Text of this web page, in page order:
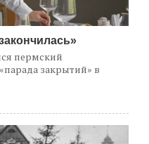
пермский
закрытий» в